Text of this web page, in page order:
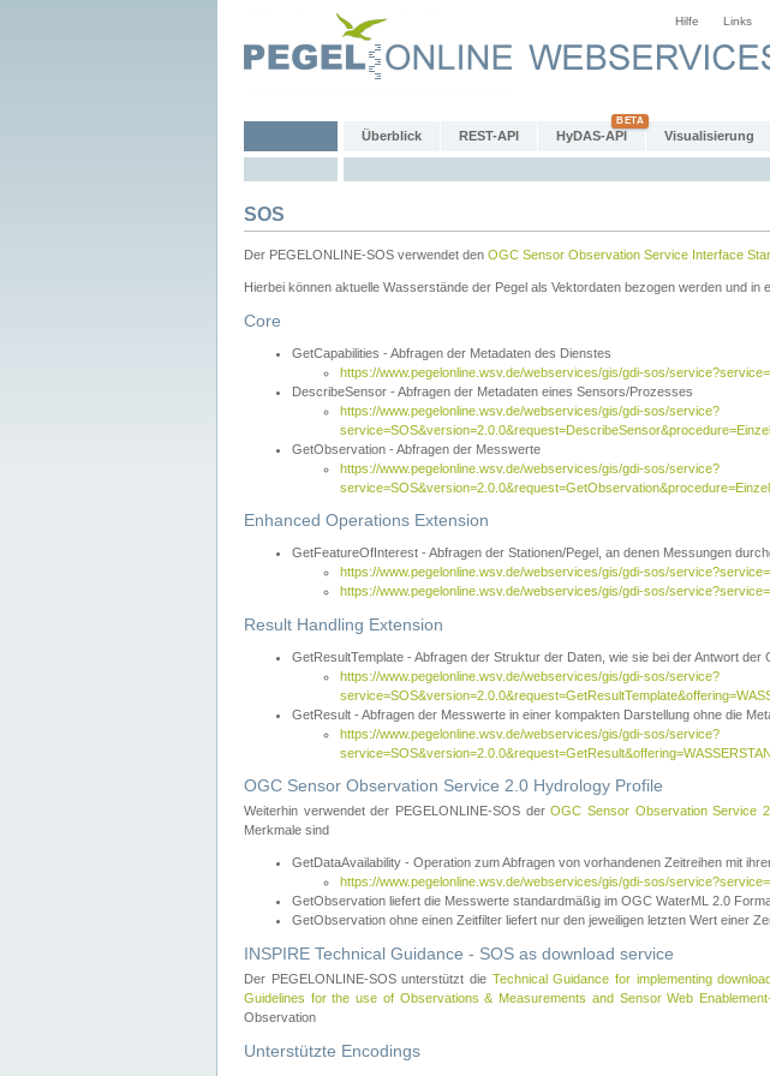
Hilfe Links
Überblick REST-API HyDAS-API Visualisierung
SOS
Der PEGELONLINE-SOS verwendet den OGC Sensor Observation Service Interface
Hierbei können aktuelle Wasserstände der Pegel als Vektordaten bezogen werden und
Core
GetCapabilities - Abfragen der Metadaten des Dienstes
https://www.pegelonline.wsv.de/webservices/gis/gdi-sos/
DescribeSensor - Abfragen der Metadaten eines Sensors/Prozesses
https://www.pegelonline.wsv.de/webservices/gis/gdi-sos/service?
GetObservation - Abfragen der Messwerte
https://www.pegelonline.wsv.de/webservices/gis/gdi-sos/service?
Enhanced Operations Extension
GetFeatureOfInterest - Abfragen der Stationen/Pegel, an denen Messungen
https://www.pegelonline.wsv.de/webservices/gis/gdi-sos/
https://www.pegelonline.wsv.de/webservices/gis/gdi-sos/
Result Handling Extension
GetResultTemplate - Abfragen der Struktur der Daten, wie sie bei der Antwort der
https://www.pegelonline.wsv.de/webservices/gis/gdi-sos/service?
GetResult - Abfragen der Messwerte in einer kompakten Darstellung ohne die
https://www.pegelonline.wsv.de/webservices/gis/gdi-sos/service?
OGC Sensor Observation Service 2.0 Hydrology Profile
Weiterhin verwendet der PEGELONLINE-SOS derOGC Sensor Observation Service
Merkmale sind
GetDataAvailability - Operation zum Abfragen von vorhandenen Zeitreihen mit
https://www.pegelonline.wsv.de/webservices/gis/gdi-sos/
GetObservation liefert die Messwerte standardmäßig im OGC WaterML 2.0
GetObservation ohne einen Zeitfilter liefert nur den jeweiligen letzten Wert einer
INSPIRE Technical Guidance - SOS as download service
Der PEGELONLINE-SOS unterstützt die Technical Guidance for implementing
Guidelines for the use of Observations & Measurements and Sensor Web
Observation
Unterstützte Encodings